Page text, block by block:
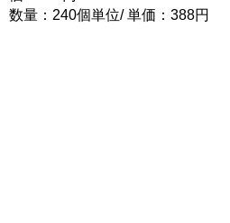
数量：240個単位/ 単価：388円